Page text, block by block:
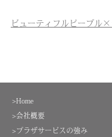
ビューティフルピープル
>Home
>会社概要
>プラザサービスの強み